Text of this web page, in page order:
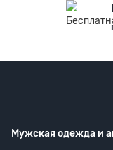
Мужская одежда и